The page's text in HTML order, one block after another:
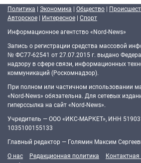
Политика | Экономика | Общество |
Авторское | Интересное | Спорт
Информационное агентство «Nord-News»
Запись о регистрации средства массовой
№ ФС77-62541 от 27.07.2015 г. выдано
надзору в сфере связи, информационных
коммуникаций (Роскомнадзор).
При полном или частичном использовании
«Nord-News» обязательна. Для сетевых
гиперссылка на сайт «Nord-News».
Учредитель — ООО «ИКС-МАРКЕТ», ИНН
1035100155133
Главный редактор — Голямин Максим
О нас
Редакционная политика